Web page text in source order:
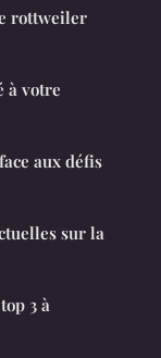
rottweiler
à votre
aux défis
sur la
3 à